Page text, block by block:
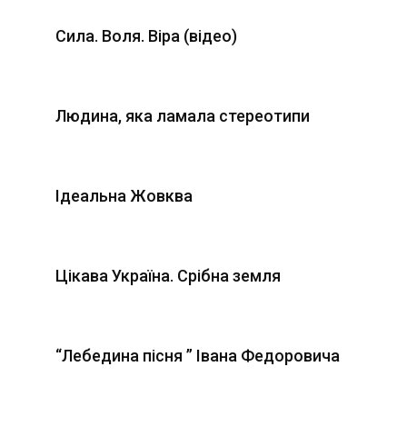
Сила. Воля. Віра (відео)
Людина, яка ламала стереотипи
Ідеальна Жовква
Цікава Україна. Срібна земля
“Лебедина пісня ” Івана Федоровича